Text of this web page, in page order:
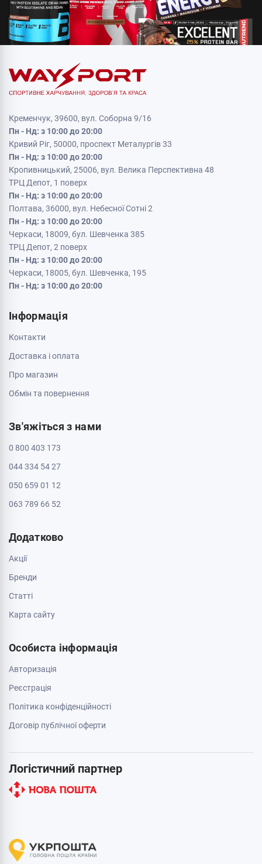
Кременчук, 39600, вул. Соборна 9/16
Пн - Нд: з 10:00 до 20:00
Кривий Ріг, 50000, проспект Металургів 33
Пн - Нд: з 10:00 до 20:00
Кропивницький, 25006, вул. Велика Перспективна 48
ТРЦ Депот, 1 поверх
Пн - Нд: з 10:00 до 20:00
Полтава, 36000, вул. Небесної Сотні 2
Пн - Нд: з 10:00 до 20:00
Черкаси, 18009, бул. Шевченка 385
ТРЦ Депот, 2 поверх
Пн - Нд: з 10:00 до 20:00
Черкаси, 18005, бул. Шевченка, 195
Пн - Нд: з 10:00 до 20:00
Інформація
Контакти
Доставка і оплата
Про магазин
Обмін та повернення
Зв'яжіться з нами
0 800 403 173
044 334 54 27
050 659 01 12
063 789 66 52
Додатково
Акції
Бренди
Cтатті
Карта сайту
Особиста інформація
Авторизація
Реєстрація
Політика конфіденційності
Договір публічної оферти
Логістичний партнер